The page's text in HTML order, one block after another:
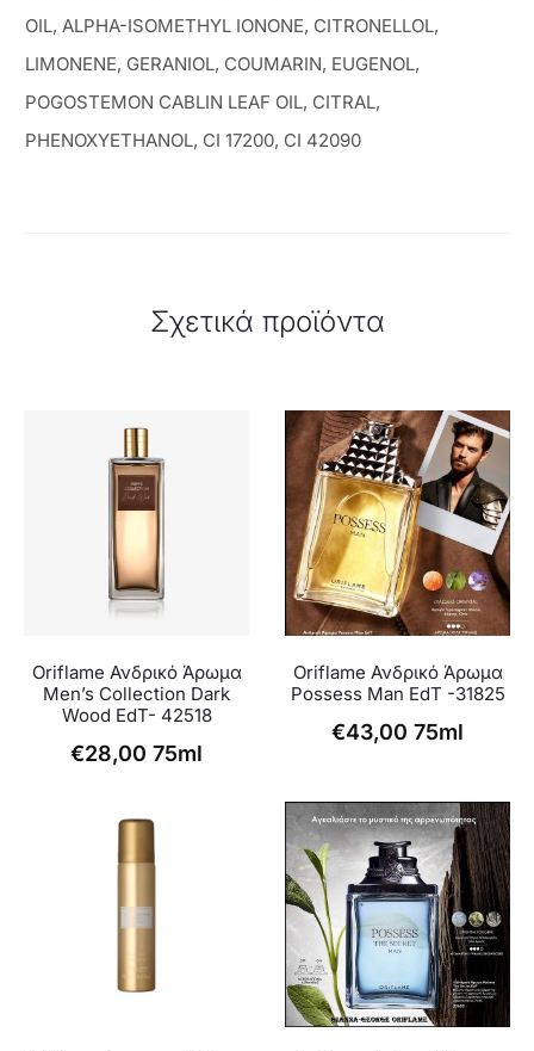
OIL, ALPHA-ISOMETHYL IONONE, CITRONELLOL,
LIMONENE, GERANIOL, COUMARIN, EUGENOL,
POGOSTEMON CABLIN LEAF OIL, CITRAL,
PHENOXYETHANOL, CI 17200, CI 42090
Σχετικά προϊόντα
Oriflame Ανδρικό Άρωμα
Men’s Collection Dark
Wood EdT- 42518
€28,00 75ml
Oriflame Ανδρικό Άρωμα
Possess Man EdT -31825
€43,00 75ml